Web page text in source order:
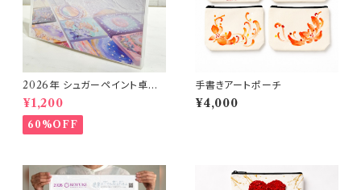
2026年 シュガーペイント卓上
カレンダー
¥1,200
60%OFF
手書きアートポーチ
¥4,000